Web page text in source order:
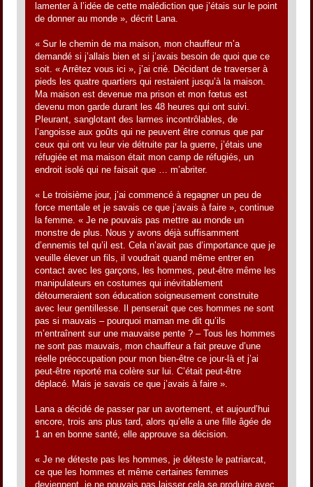
lamenter à l’idée de cette malédiction que j’étais sur le point
de donner au monde », décrit Lana.
« Sur le chemin de ma maison, mon chauffeur m’a
demandé si j’allais bien et si j’avais besoin de quoi que ce
soit. « Arrêtez vous ici », j’ai crié. Décidant de traverser à
pieds les quatre quartiers qui restaient jusqu’à la maison.
Ma maison est devenue ma prison et mon fœtus est
devenu mon garde durant les 48 heures qui ont suivi.
Pleurant, sanglotant des larmes incontrôlables, de
l’angoisse aux goûts qui ne peuvent être connus que par
ceux qui ont vu leur vie détruite par la guerre, j’étais une
réfugiée et ma maison était mon camp de réfugiés, un
endroit isolé qui ne faisait que … m’abriter.
« Le troisième jour, j’ai commencé à regagner un peu de
force mentale et je savais ce que j’avais à faire », continue
la femme. « Je ne pouvais pas mettre au monde un
monstre de plus. Nous y avons déjà suffisamment
d’ennemis tel qu’il est. Cela n’avait pas d’importance que je
veuille élever un fils, il voudrait quand même entrer en
contact avec les garçons, les hommes, peut-être même les
manipulateurs en costumes qui inévitablement
détourneraient son éducation soigneusement construite
avec leur gentillesse. Il penserait que ces hommes ne sont
pas si mauvais – pourquoi maman me dit qu’ils
m’entraînent sur une mauvaise pente ? – Tous les hommes
ne sont pas mauvais, mon chauffeur a fait preuve d’une
réelle préoccupation pour mon bien-être ce jour-là et j’ai
peut-être reporté ma colère sur lui. C’était peut-être
déplacé. Mais je savais ce que j’avais à faire ».
Lana a décidé de passer par un avortement, et aujourd’hui
encore, trois ans plus tard, alors qu’elle a une fille âgée de
1 an en bonne santé, elle approuve sa décision.
« Je ne déteste pas les hommes, je déteste le patriarcat,
ce que les hommes et même certaines femmes
deviennent, je ne pouvais pas laisser cela se produire avec